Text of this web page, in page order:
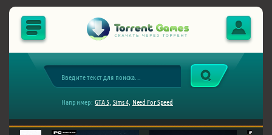
Например: GTA 5, Sims 4, Need For Speed